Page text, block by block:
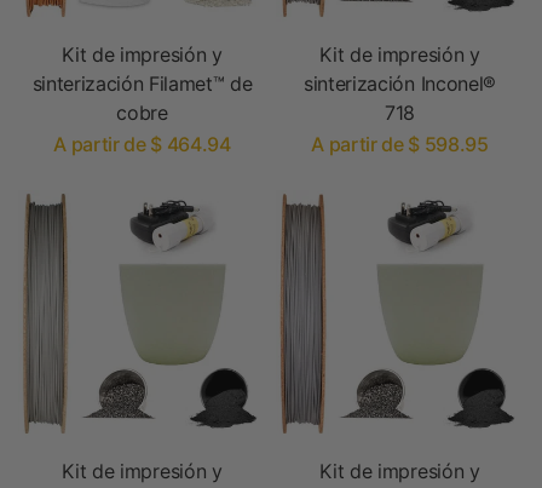
Kit de impresión y
sinterización Filamet™ de
cobre
A partir de $ 464.94
Kit de impresión y
sinterización Inconel®
718
A partir de $ 598.95
Kit de impresión y
Kit de impresión y